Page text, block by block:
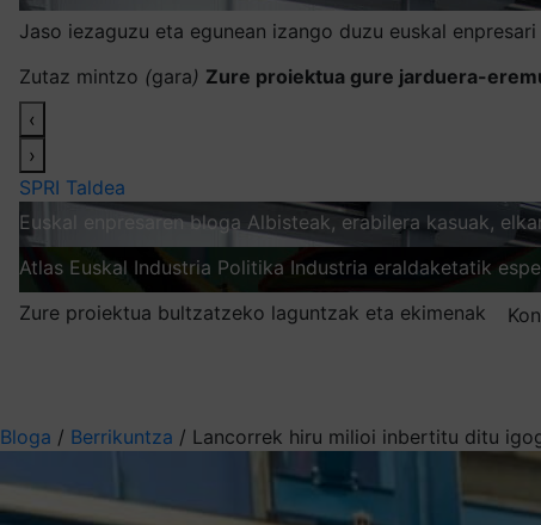
Jaso iezaguzu eta egunean izango duzu euskal
Zutaz mintzo (gara) Zure proiektua gure jarduera-
‹
›
SPRI Taldea
Euskal enpresaren bloga Albisteak, erabilera kasuak,
Atlas Euskal Industria Politika Industria eraldaketatik
Zure proiektua bultzatzeko laguntzak eta ekimenak
Bloga / Berrikuntza / Lancorrek hiru milioi inbertitu ditu